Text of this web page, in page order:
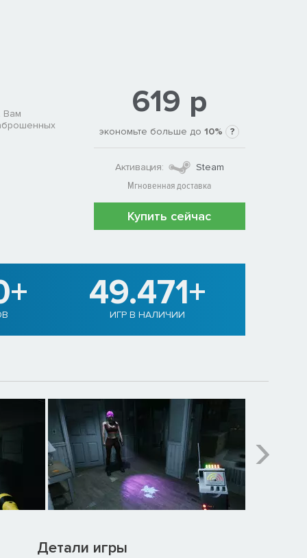
Вам
619 р
экономьте больше до10% ?
Активация:
Steam
Мгновенная доставка
Купить сейчас
49.471+
ИГР В НАЛИЧИИ
Детали игры